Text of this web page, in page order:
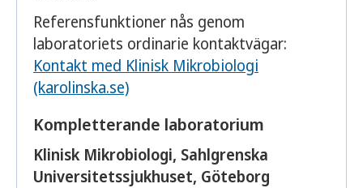
Referensfunktioner nås genom
laboratoriets ordinarie kontaktvägar:
Kontakt med Klinisk Mikrobiologi
(karolinska.se)
Kompletterande laboratorium
Klinisk Mikrobiologi, Sahlgrenska
Universitetssjukhuset, Göteborg